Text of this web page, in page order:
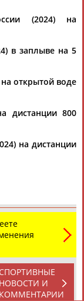
Герман
Загалав
(2024) на
в заплыве на 5
открытой воде
дистанции 800
на дистанции
СПОРТИВНЫЕ
НОВОСТИ И
КОММЕНТАРИИ